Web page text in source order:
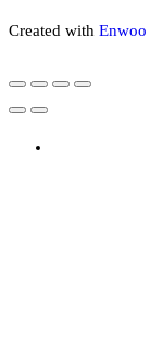
Created with Enwoo